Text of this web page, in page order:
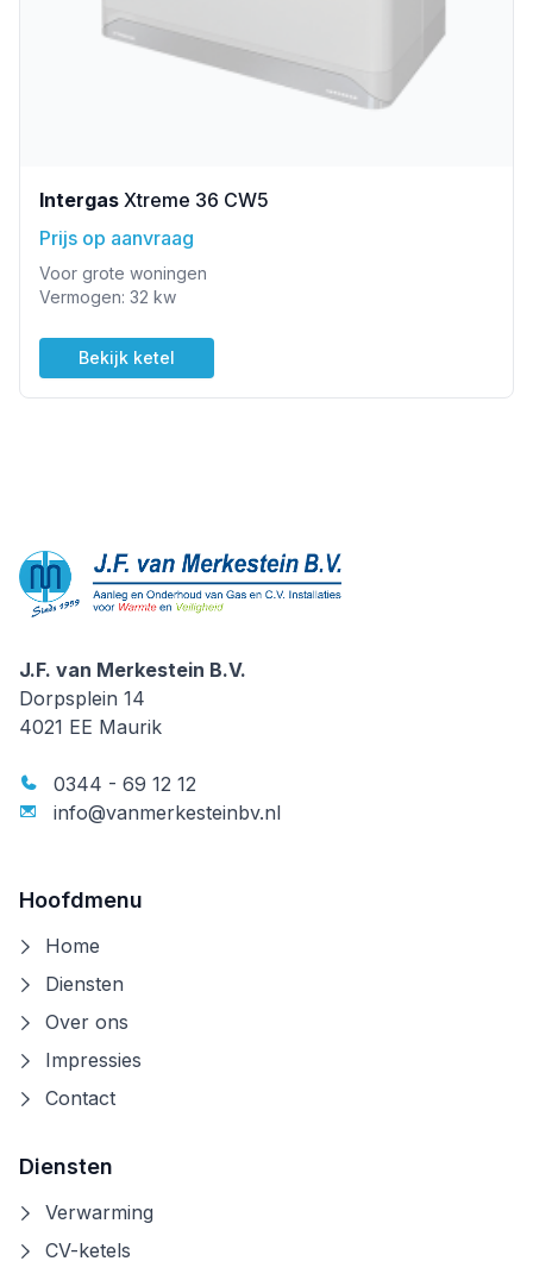
Intergas Xtreme 36 CW5
Prijs op aanvraag
Voor grote woningen
Vermogen: 32 kw
Bekijk ketel
J.F. van Merkestein B.V.
J.F. van Merkestein B.V.
Dorpsplein 14
4021 EE Maurik
0344 - 69 12 12
info@vanmerkesteinbv.nl
Hoofdmenu
Home
Diensten
Over ons
Impressies
Contact
Diensten
Verwarming
CV-ketels